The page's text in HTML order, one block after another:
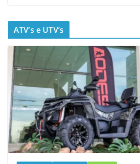
ATV’s e UTV’s